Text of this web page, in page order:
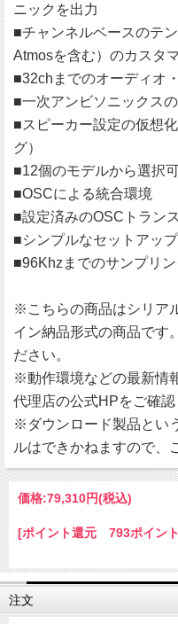
ニックを出力
■チャンネルベースのテ
Atmosを含む）のカスタ
■32chまでのオーディオ
■一次アンビソニックス
■スピーカー設定の仮想
グ）
■12個のモデルから選択
■OSCによる統合環境
■設定済みのOSCトラン
■シンプルなセットアッ
■96Khzまでのサンプリン
※こちらの商品はシリア
イン納品形式の商品です
ださい。
※動作環境などの最新情
代理店の公式HPをご確認
※ダウンロード製品とい
ルはできかねますので、
価格:79,310円(税込)
[ポイント還元 793ポイン
注文